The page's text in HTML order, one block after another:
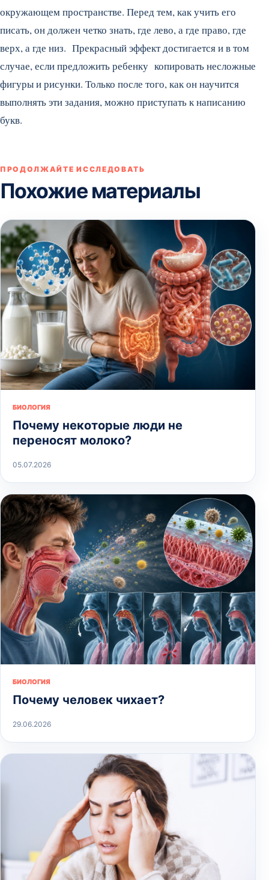
окружающем пространстве. Перед тем, как учить его
писать, он должен четко знать, где лево, а где право, где
верх, а где низ. Прекрасный эффект достигается и в том
случае, если предложить ребенку копировать несложные
фигуры и рисунки. Только после того, как он научится
выполнять эти задания, можно приступать к написанию
букв.
ПРОДОЛЖАЙТЕ ИССЛЕДОВАТЬ
Похожие материалы
БИОЛОГИЯ
Почему некоторые люди не
переносят молоко?
05.07.2026
БИОЛОГИЯ
Почему человек чихает?
29.06.2026